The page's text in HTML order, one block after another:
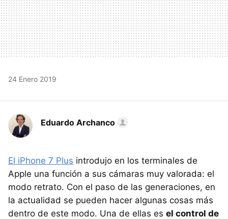
24 Enero 2019
Eduardo Archanco
El iPhone 7 Plus introdujo en los terminales de
Apple una función a sus cámaras muy valorada: el
modo retrato. Con el paso de las generaciones, en
la actualidad se pueden hacer algunas cosas más
dentro de este modo. Una de ellas es el control de